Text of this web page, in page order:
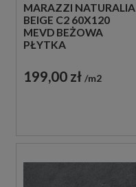
MARAZZI NATURALIA
BEIGE C2 60X120
MEVD BEŻOWA
PŁYTKA
IMITUJĄCA KAMIEŃ
199,00 zł m2